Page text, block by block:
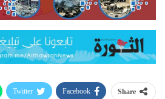
Share
Facebook
Twitter